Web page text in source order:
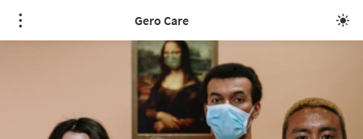
Gero Care